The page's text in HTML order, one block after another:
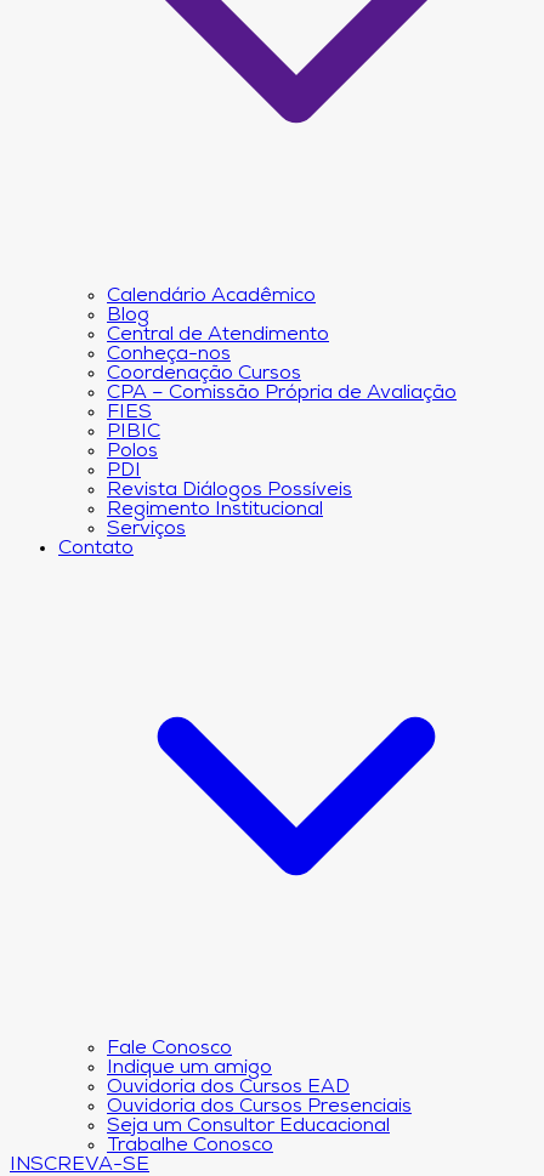
Calendário Acadêmico
Blog
Central de Atendimento
Conheça-nos
Coordenação Cursos
CPA – Comissão Própria de Avaliação
FIES
PIBIC
Polos
PDI
Revista Diálogos Possíveis
Regimento Institucional
Serviços
Contato
Fale Conosco
Indique um amigo
Ouvidoria dos Cursos EAD
Ouvidoria dos Cursos Presenciais
Seja um Consultor Educacional
Trabalhe Conosco
INSCREVA-SE